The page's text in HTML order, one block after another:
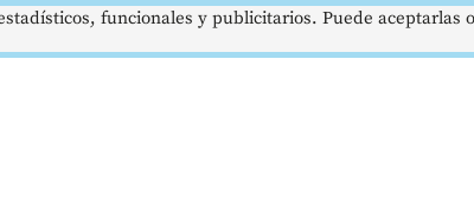
funcionales y publicitarios. Puede aceptarlas